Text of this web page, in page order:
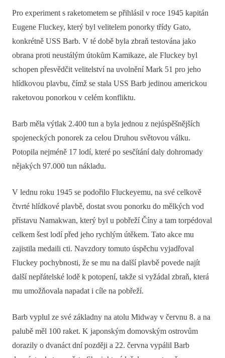
Pro experiment s raketometem se přihlásil v roce 1945 kapitán
Eugene Fluckey, který byl velitelem ponorky třídy Gato,
konkrétně USS Barb. V té době byla zbraň testována jako
obrana proti neustálým útokům Kamikaze, ale Fluckey byl
schopen přesvědčit velitelství na uvolnění Mark 51 pro jeho
hlídkovou plavbu, čímž se stala USS Barb jedinou americkou
raketovou ponorkou v celém konfliktu.
Barb měla výtlak 2.400 tun a byla jednou z nejúspěšnějších
spojeneckých ponorek za celou Druhou světovou válku.
Potopila nejméně 17 lodí, které po sesčítání daly dohromady
nějakých 97.000 tun nákladu.
V lednu roku 1945 se podořilo Fluckeyemu, na své celkově
čtvrté hlídkové plavbě, dostat svou ponorku do mělkých vod
přístavu Namakwan, který byl u pobřeží Číny a tam torpédoval
celkem šest lodí před jeho rychlým útěkem. Tato akce mu
zajistila medaili cti. Navzdory tomuto úspěchu vyjadřoval
Fluckey pochybnosti, že se mu na další plavbě povede najít
další nepřátelské lodě k potopení, takže si vyžádal zbraň, která
mu umožňovala napadat i cíle na pobřeží.
Barb vyplul ze své základny na atolu Midway v červnu 8. a na
palubě měl 100 raket. K japonským domovským ostrovům
dorazily o dvanáct dní později a 22. června vypálil Barb